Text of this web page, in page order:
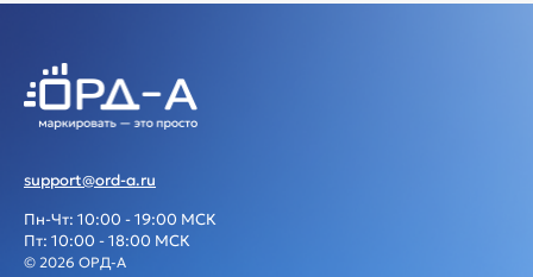
support@ord-a.ru
Пн-Чт: 10:00 - 19:00 МСК
Пт: 10:00 - 18:00 МСК
© 2026 ОРД-А